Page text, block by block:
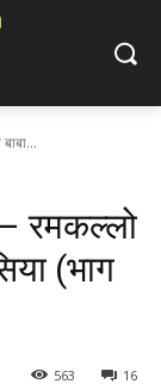
रमकल्लो
(भाग
16
563